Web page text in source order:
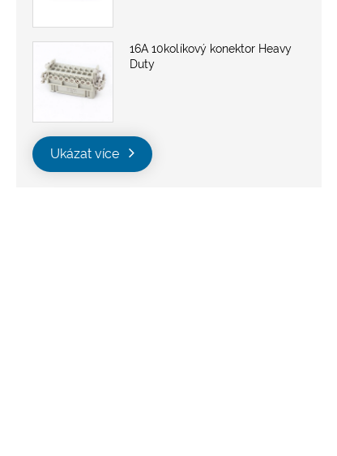
16A 10kolíkový konektor Heavy
Duty
Ukázat více